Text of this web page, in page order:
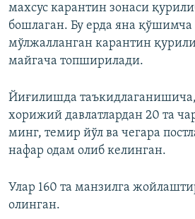
махсус карантин зонаси
бошлаган. Бу ерда яна
мўлжалланган карантин
майгача топширилади.
Йиғилишда таъкидлаганишича,
хорижий давлатлардан 20 та
минг, темир йўл ва чегара
нафар одам олиб келинган.
Улар 160 та манзилга
олинган.